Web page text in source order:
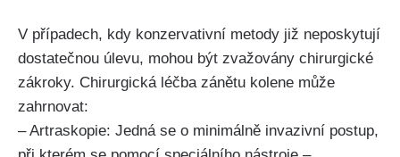
V případech, kdy ​konzervativní metody již neposkytují
dostatečnou úlevu, mohou být zvažovány chirurgické
zákroky. Chirurgická léčba zánětu kolene ‌může
zahrnovat:
– Artraskopie: Jedná se o minimálně invazivní postup,